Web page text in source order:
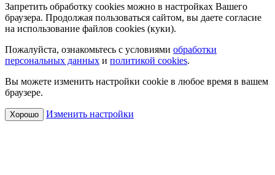
Запретить обработку cookies можно в настройках Вашего
браузера. Продолжая пользоваться сайтом, вы даете согласие
на использование файлов cookies (куки).
Пожалуйста, ознакомьтесь с условиями обработки
персональных данных и политикой cookies.
Вы можете изменить настройки cookie в любое время в вашем
браузере.
Хорошо Изменить настройки